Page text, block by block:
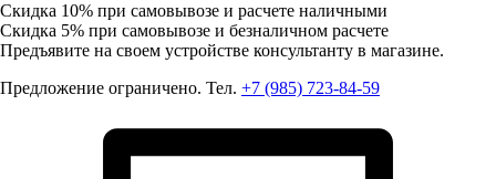
Скидка 10% при самовывозе и расчете наличными
Скидка 5% при самовывозе и безналичном расчете
Предъявите на своем устройстве консультанту в магазине.
Предложение ограничено. Тел. +7 (985) 723-84-59